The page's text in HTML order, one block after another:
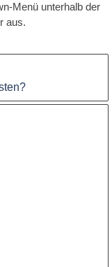
Menü unterhalb der
aus.